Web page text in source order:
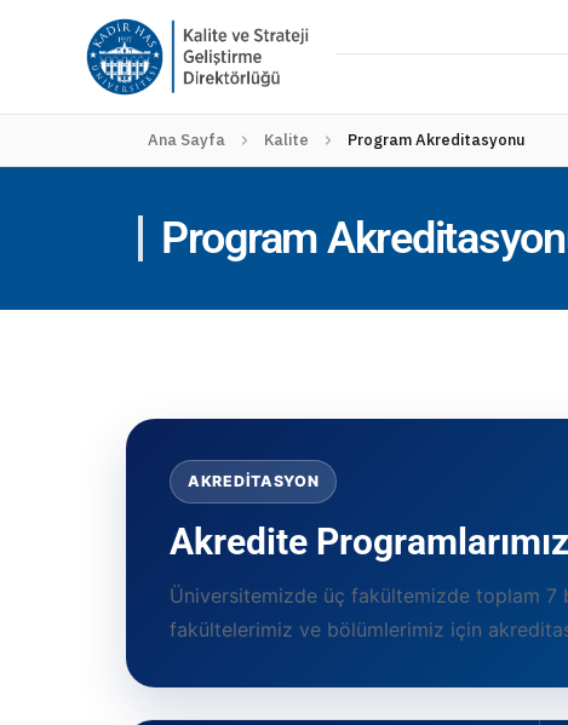
Ana Sayfa Kalite Program Akreditasyonu
Program
AKREDITASYON
Akredite Programlarımız
Üniversitemizde üç fakültemizde toplam
fakültelerimiz ve bölümlerimiz için